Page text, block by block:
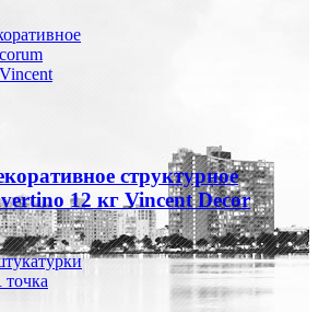
структурное
12 кг Vincent Decor